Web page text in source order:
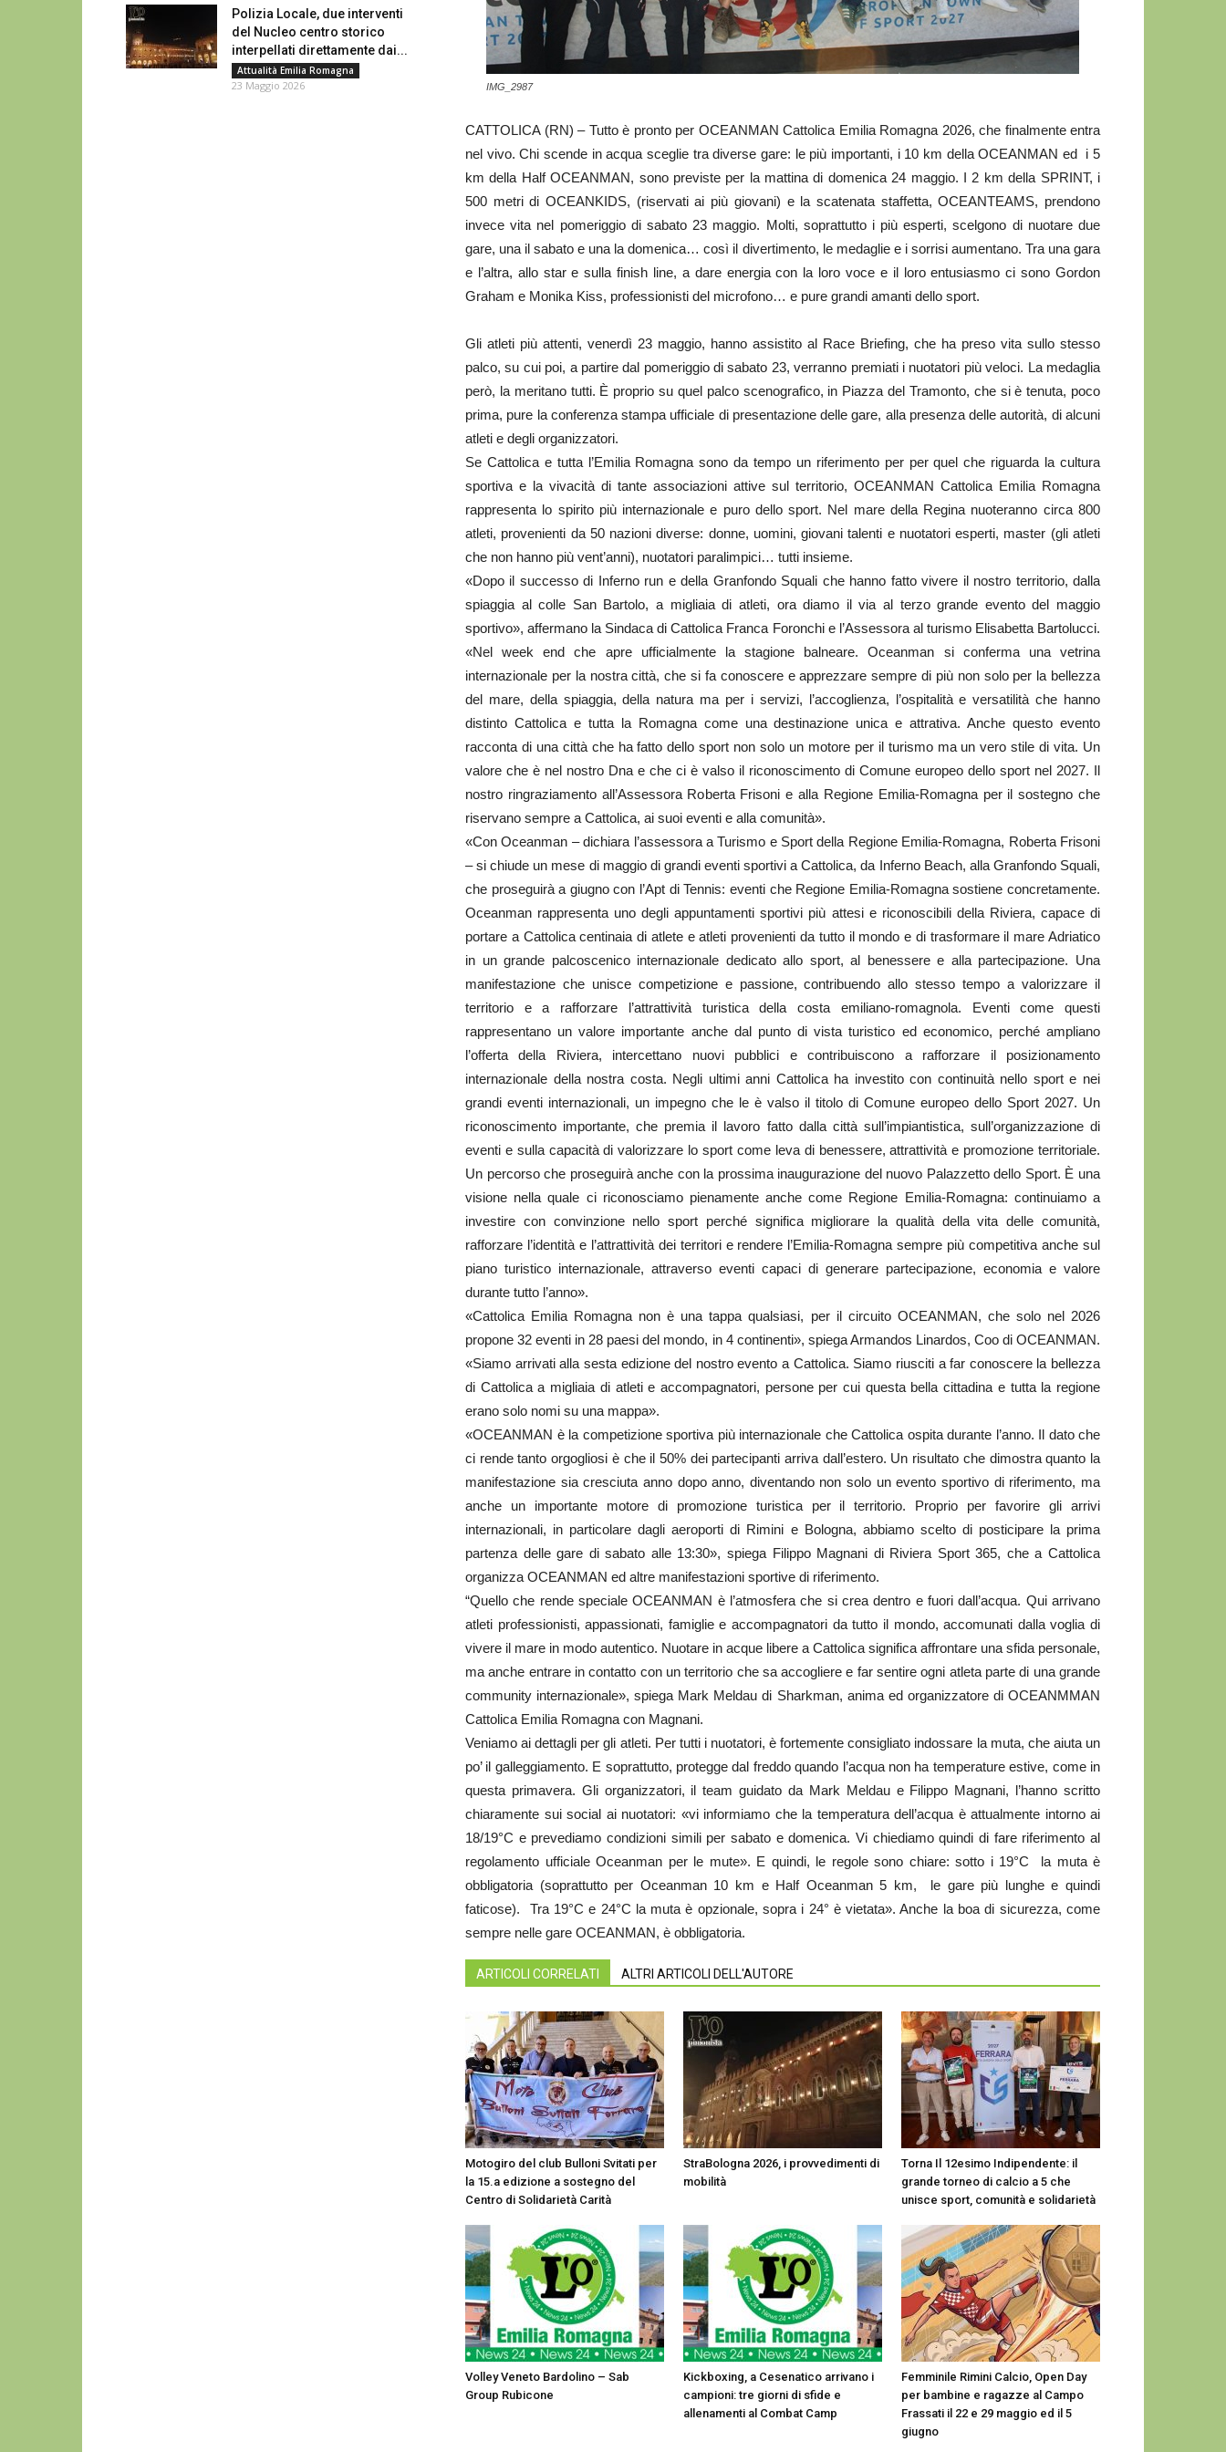
IMG_2987
CATTOLICA (RN) – Tutto è pronto per OCEANMAN Cattolica Emilia Romagna 2026, che finalmente entra
nel vivo. Chi scende in acqua sceglie tra diverse gare: le più importanti, i 10 km della OCEANMAN ed i 5
km della Half OCEANMAN, sono previste per la mattina di domenica 24 maggio. I 2 km della SPRINT, i
500 metri di OCEANKIDS, (riservati ai più giovani) e la scatenata staffetta, OCEANTEAMS, prendono
invece vita nel pomeriggio di sabato 23 maggio. Molti, soprattutto i più esperti, scelgono di nuotare due
gare, una il sabato e una la domenica… così il divertimento, le medaglie e i sorrisi aumentano. Tra una gara
e l’altra, allo star e sulla finish line, a dare energia con la loro voce e il loro entusiasmo ci sono Gordon
Graham e Monika Kiss, professionisti del microfono… e pure grandi amanti dello sport.
Gli atleti più attenti, venerdì 23 maggio, hanno assistito al Race Briefing, che ha preso vita sullo stesso
palco, su cui poi, a partire dal pomeriggio di sabato 23, verranno premiati i nuotatori più veloci. La medaglia
però, la meritano tutti. È proprio su quel palco scenografico, in Piazza del Tramonto, che si è tenuta, poco
prima, pure la conferenza stampa ufficiale di presentazione delle gare, alla presenza delle autorità, di alcuni
atleti e degli organizzatori.
Se Cattolica e tutta l’Emilia Romagna sono da tempo un riferimento per per quel che riguarda la cultura
sportiva e la vivacità di tante associazioni attive sul territorio, OCEANMAN Cattolica Emilia Romagna
rappresenta lo spirito più internazionale e puro dello sport. Nel mare della Regina nuoteranno circa 800
atleti, provenienti da 50 nazioni diverse: donne, uomini, giovani talenti e nuotatori esperti, master (gli atleti
che non hanno più vent’anni), nuotatori paralimpici… tutti insieme.
«Dopo il successo di Inferno run e della Granfondo Squali che hanno fatto vivere il nostro territorio, dalla
spiaggia al colle San Bartolo, a migliaia di atleti, ora diamo il via al terzo grande evento del maggio
sportivo», affermano la Sindaca di Cattolica Franca Foronchi e l’Assessora al turismo Elisabetta Bartolucci.
«Nel week end che apre ufficialmente la stagione balneare. Oceanman si conferma una vetrina
internazionale per la nostra città, che si fa conoscere e apprezzare sempre di più non solo per la bellezza
del mare, della spiaggia, della natura ma per i servizi, l’accoglienza, l’ospitalità e versatilità che hanno
distinto Cattolica e tutta la Romagna come una destinazione unica e attrativa. Anche questo evento
racconta di una città che ha fatto dello sport non solo un motore per il turismo ma un vero stile di vita. Un
valore che è nel nostro Dna e che ci è valso il riconoscimento di Comune europeo dello sport nel 2027. Il
nostro ringraziamento all’Assessora Roberta Frisoni e alla Regione Emilia-Romagna per il sostegno che
riservano sempre a Cattolica, ai suoi eventi e alla comunità».
«Con Oceanman – dichiara l’assessora a Turismo e Sport della Regione Emilia-Romagna, Roberta Frisoni
– si chiude un mese di maggio di grandi eventi sportivi a Cattolica, da Inferno Beach, alla Granfondo Squali,
che proseguirà a giugno con l’Apt di Tennis: eventi che Regione Emilia-Romagna sostiene concretamente.
Oceanman rappresenta uno degli appuntamenti sportivi più attesi e riconoscibili della Riviera, capace di
portare a Cattolica centinaia di atlete e atleti provenienti da tutto il mondo e di trasformare il mare Adriatico
in un grande palcoscenico internazionale dedicato allo sport, al benessere e alla partecipazione. Una
manifestazione che unisce competizione e passione, contribuendo allo stesso tempo a valorizzare il
territorio e a rafforzare l’attrattività turistica della costa emiliano-romagnola. Eventi come questi
rappresentano un valore importante anche dal punto di vista turistico ed economico, perché ampliano
l’offerta della Riviera, intercettano nuovi pubblici e contribuiscono a rafforzare il posizionamento
internazionale della nostra costa. Negli ultimi anni Cattolica ha investito con continuità nello sport e nei
grandi eventi internazionali, un impegno che le è valso il titolo di Comune europeo dello Sport 2027. Un
riconoscimento importante, che premia il lavoro fatto dalla città sull’impiantistica, sull’organizzazione di
eventi e sulla capacità di valorizzare lo sport come leva di benessere, attrattività e promozione territoriale.
Un percorso che proseguirà anche con la prossima inaugurazione del nuovo Palazzetto dello Sport. È una
visione nella quale ci riconosciamo pienamente anche come Regione Emilia-Romagna: continuiamo a
investire con convinzione nello sport perché significa migliorare la qualità della vita delle comunità,
rafforzare l’identità e l’attrattività dei territori e rendere l’Emilia-Romagna sempre più competitiva anche sul
piano turistico internazionale, attraverso eventi capaci di generare partecipazione, economia e valore
durante tutto l’anno».
«Cattolica Emilia Romagna non è una tappa qualsiasi, per il circuito OCEANMAN, che solo nel 2026
propone 32 eventi in 28 paesi del mondo, in 4 continenti», spiega Armandos Linardos, Coo di OCEANMAN.
«Siamo arrivati alla sesta edizione del nostro evento a Cattolica. Siamo riusciti a far conoscere la bellezza
di Cattolica a migliaia di atleti e accompagnatori, persone per cui questa bella cittadina e tutta la regione
erano solo nomi su una mappa».
«OCEANMAN è la competizione sportiva più internazionale che Cattolica ospita durante l’anno. Il dato che
ci rende tanto orgogliosi è che il 50% dei partecipanti arriva dall’estero. Un risultato che dimostra quanto la
manifestazione sia cresciuta anno dopo anno, diventando non solo un evento sportivo di riferimento, ma
anche un importante motore di promozione turistica per il territorio. Proprio per favorire gli arrivi
internazionali, in particolare dagli aeroporti di Rimini e Bologna, abbiamo scelto di posticipare la prima
partenza delle gare di sabato alle 13:30», spiega Filippo Magnani di Riviera Sport 365, che a Cattolica
organizza OCEANMAN ed altre manifestazioni sportive di riferimento.
“Quello che rende speciale OCEANMAN è l’atmosfera che si crea dentro e fuori dall’acqua. Qui arrivano
atleti professionisti, appassionati, famiglie e accompagnatori da tutto il mondo, accomunati dalla voglia di
vivere il mare in modo autentico. Nuotare in acque libere a Cattolica significa affrontare una sfida personale,
ma anche entrare in contatto con un territorio che sa accogliere e far sentire ogni atleta parte di una grande
community internazionale», spiega Mark Meldau di Sharkman, anima ed organizzatore di OCEANMMAN
Cattolica Emilia Romagna con Magnani.
Veniamo ai dettagli per gli atleti. Per tutti i nuotatori, è fortemente consigliato indossare la muta, che aiuta un
po’ il galleggiamento. E soprattutto, protegge dal freddo quando l’acqua non ha temperature estive, come in
questa primavera. Gli organizzatori, il team guidato da Mark Meldau e Filippo Magnani, l’hanno scritto
chiaramente sui social ai nuotatori: «vi informiamo che la temperatura dell’acqua è attualmente intorno ai
18/19°C e prevediamo condizioni simili per sabato e domenica. Vi chiediamo quindi di fare riferimento al
regolamento ufficiale Oceanman per le mute». E quindi, le regole sono chiare: sotto i 19°C la muta è
obbligatoria (soprattutto per Oceanman 10 km e Half Oceanman 5 km, le gare più lunghe e quindi
faticose). Tra 19°C e 24°C la muta è opzionale, sopra i 24° è vietata». Anche la boa di sicurezza, come
sempre nelle gare OCEANMAN, è obbligatoria.
ARTICOLI CORRELATI ALTRI ARTICOLI DELL'AUTORE
Motogiro del club Bulloni Svitati per
la 15.a edizione a sostegno del
Centro di Solidarietà Carità
StraBologna 2026, i provvedimenti di
mobilità
Torna Il 12esimo Indipendente: il
grande torneo di calcio a 5 che
unisce sport, comunità e solidarietà
Volley Veneto Bardolino – Sab
Group Rubicone
Kickboxing, a Cesenatico arrivano i
campioni: tre giorni di sfide e
allenamenti al Combat Camp
Femminile Rimini Calcio, Open Day
per bambine e ragazze al Campo
Frassati il 22 e 29 maggio ed il 5
giugno
Polizia Locale, due interventi
del Nucleo centro storico
interpellati direttamente dai...
Attualità Emilia Romagna
23 Maggio 2026